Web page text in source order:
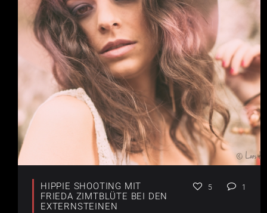
HIPPIE SHOOTING MIT
FRIEDA ZIMTBLÜTE BEI DEN
EXTERNSTEINEN
5 1